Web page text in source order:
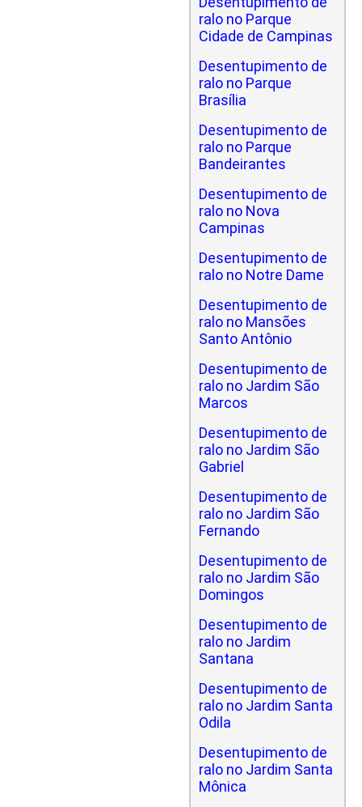
ralo no Parque
Cidade de Campinas
Desentupimento de
ralo no Parque
Brasília
Desentupimento de
ralo no Parque
Bandeirantes
Desentupimento de
ralo no Nova
Campinas
Desentupimento de
ralo no Notre Dame
Desentupimento de
ralo no Mansões
Santo Antônio
Desentupimento de
ralo no Jardim São
Marcos
Desentupimento de
ralo no Jardim São
Gabriel
Desentupimento de
ralo no Jardim São
Fernando
Desentupimento de
ralo no Jardim São
Domingos
Desentupimento de
ralo no Jardim
Santana
Desentupimento de
ralo no Jardim Santa
Odila
Desentupimento de
ralo no Jardim Santa
Mônica